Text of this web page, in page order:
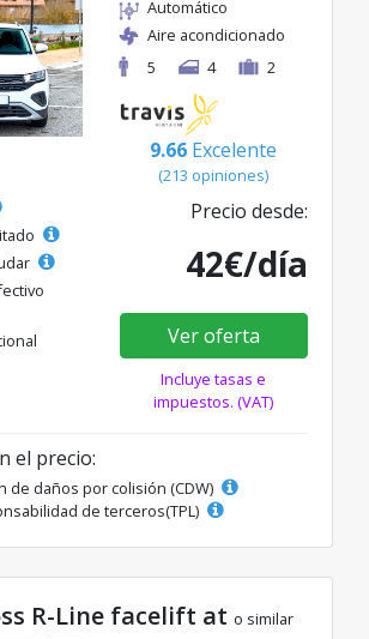
Automático
Aire acondicionado
5
4 2
9.66 Excelente
(213 opiniones)
Precio desde:
42€/día
Ver oferta
Incluye tasas e
impuestos. (VAT)
el precio:
de daños por colisión (CDW)
de terceros(TPL)
R-Line facelift at o similar